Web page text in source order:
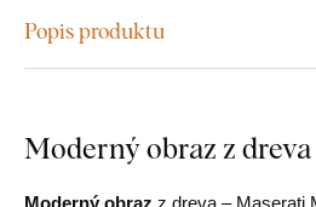
Popis produktu
Moderný obraz z